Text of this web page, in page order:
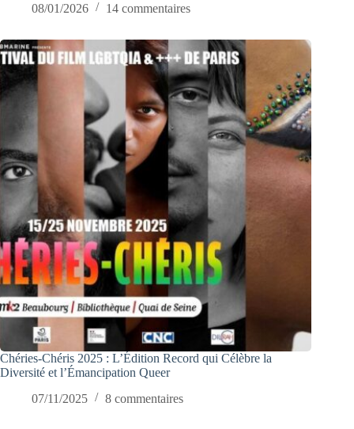
08/01/2026
14 commentaires
Chéries-Chéris 2025 : L’Édition Record qui Célèbre la
Diversité et l’Émancipation Queer
07/11/2025
8 commentaires